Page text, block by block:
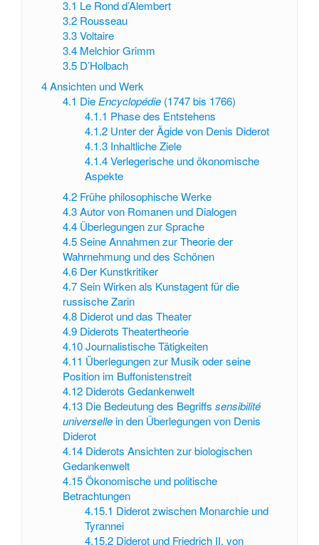
3.1 Le Rond d’Alembert
3.2 Rousseau
3.3 Voltaire
3.4 Melchior Grimm
3.5 D’Holbach
4Ansichten und Werk
4.1 Die Encyclopédie (1747 bis 1766)
4.1.1 Phase des Entstehens
4.1.2 Unter der Ägide von Denis Diderot
4.1.3 Inhaltliche Ziele
4.1.4 Verlegerische und ökonomische
Aspekte
4.2 Frühe philosophische Werke
4.3 Autor von Romanen und Dialogen
4.4 Überlegungen zur Sprache
4.5 Seine Annahmen zur Theorie der
Wahrnehmung und des Schönen
4.6 Der Kunstkritiker
4.7 Sein Wirken als Kunstagent für die
russische Zarin
4.8 Diderot und das Theater
4.9 Diderots Theatertheorie
4.10 Journalistische Tätigkeiten
4.11 Überlegungen zur Musik oder seine
Position im Buffonistenstreit
4.12 Diderots Gedankenwelt
4.13 Die Bedeutung des Begriffssensibilité
universelle in den Überlegungen von Denis
Diderot
4.14 Diderots Ansichten zur biologischen
Gedankenwelt
4.15 Ökonomische und politische
Betrachtungen
4.15.1 Diderot zwischen Monarchie und
Tyrannei
4.15.2 Diderot und Friedrich II. von